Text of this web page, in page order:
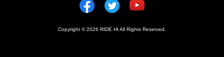
Copyright © 2026 RIDE HI All Rights Reserved.